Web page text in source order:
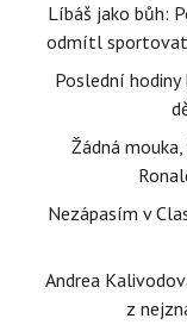
Líbáš jako bůh:
odmítl
Poslední hodiny
Žádná
Nezápasím v
Andrea
z